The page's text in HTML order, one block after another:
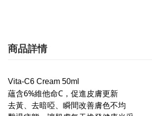
商品詳情
Vita-C6 Cream 50ml
蘊含6%維他命C，促進皮膚更新
去黃、去暗啞、瞬間改善膚色不均